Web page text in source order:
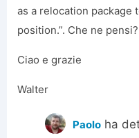
as a relocation package
position.”. Che ne pensi?
Ciao e grazie
Walter
Paolo ha